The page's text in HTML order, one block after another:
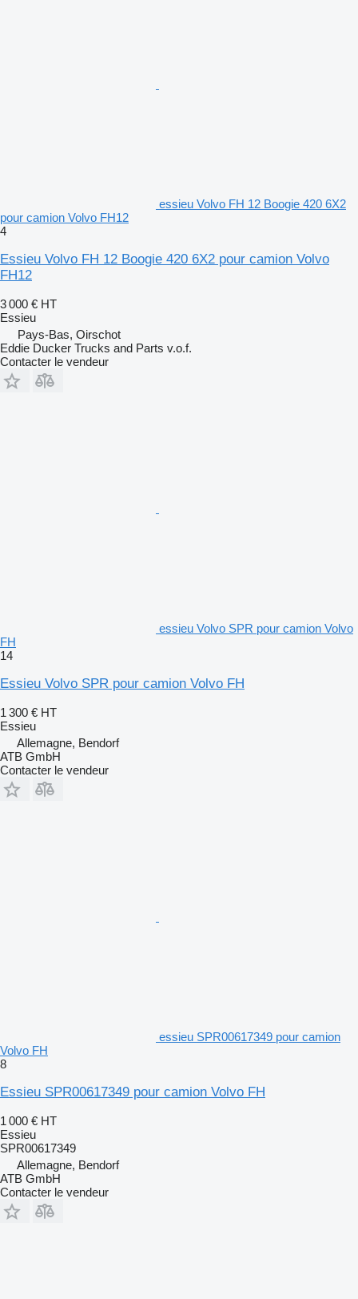
essieu Volvo FH 12 Boogie 420 6X2
pour camion Volvo FH12
4
Essieu Volvo FH 12 Boogie 420 6X2 pour camion Volvo
FH12
3 000 € HT
Essieu
Pays-Bas, Oirschot
Eddie Ducker Trucks and Parts v.o.f.
Contacter le vendeur
essieu Volvo SPR pour camion Volvo
FH
14
Essieu Volvo SPR pour camion Volvo FH
1 300 € HT
Essieu
Allemagne, Bendorf
ATB GmbH
Contacter le vendeur
essieu SPR00617349 pour camion
Volvo FH
8
Essieu SPR00617349 pour camion Volvo FH
1 000 € HT
Essieu
SPR00617349
Allemagne, Bendorf
ATB GmbH
Contacter le vendeur